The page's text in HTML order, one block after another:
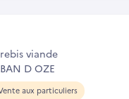
viande
D OZE
aux particuliers